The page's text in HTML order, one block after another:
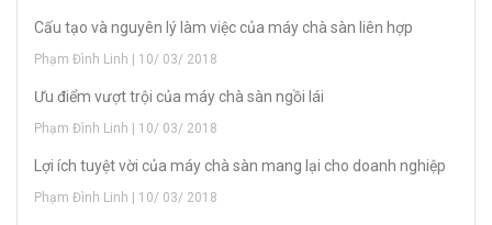
Cấu tạo và nguyên lý làm việc của máy chà sàn liên hợp
Phạm Đình Linh | 10/ 03/ 2018
Ưu điểm vượt trội của máy chà sàn ngồi lái
Phạm Đình Linh | 10/ 03/ 2018
Lợi ích tuyệt vời của máy chà sàn mang lại cho doanh nghiệp
Phạm Đình Linh | 10/ 03/ 2018